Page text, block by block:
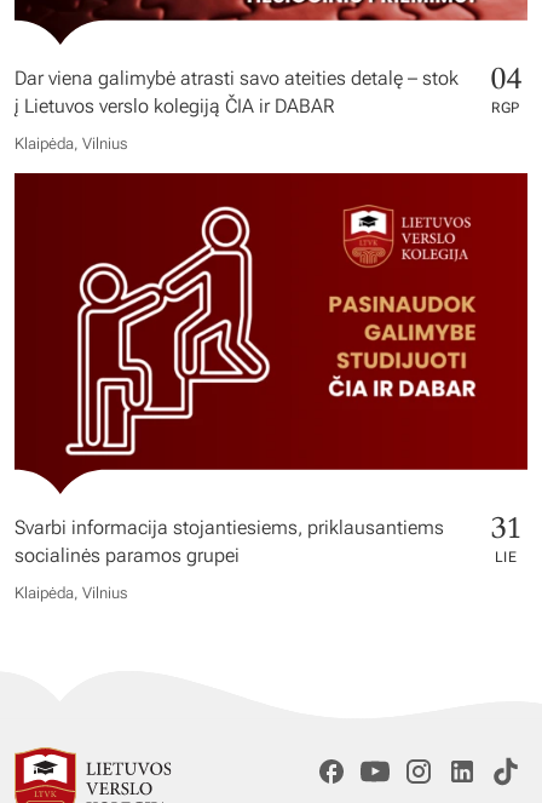
Dar viena galimybė atrasti savo ateities detalę – stok
į Lietuvos verslo kolegiją ČIA ir DABAR
04
RGP
Klaipėda, Vilnius
Svarbi informacija stojantiesiems, priklausantiems
socialinės paramos grupei
31
LIE
Klaipėda, Vilnius